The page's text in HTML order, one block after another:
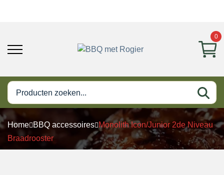
0
Home BBQ accessoires Monolith Icon/Junior 2de Niveau
Braadrooster